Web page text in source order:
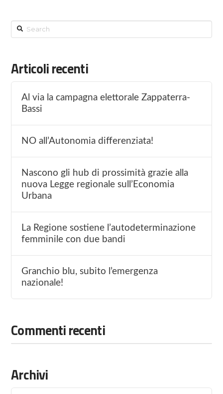
Search
Articoli recenti
Al via la campagna elettorale Zappaterra-
Bassi
NO all’Autonomia differenziata!
Nascono gli hub di prossimità grazie alla
nuova Legge regionale sull’Economia
Urbana
La Regione sostiene l’autodeterminazione
femminile con due bandi
Granchio blu, subito l’emergenza
nazionale!
Commenti recenti
Archivi